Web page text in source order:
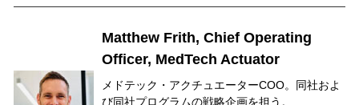
Matthew Frith, Chief Operating
Officer, MedTech Actuator
メドテック・アクチュエーターCOO。同社およ
び同社プログラムの戦略企画を担う。